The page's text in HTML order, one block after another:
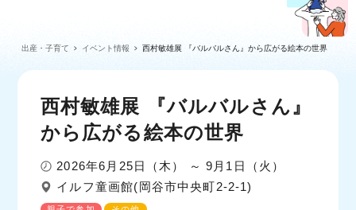
出産・子育て イベント情報 西村敏雄展 『バルバルさん』から広がる絵本の世界
西村敏雄展 『バルバルさん』
から広がる絵本の世界
2026年6月25日（木） ～ 9月1日（火）
イルフ童画館(岡谷市中央町2-2-1)